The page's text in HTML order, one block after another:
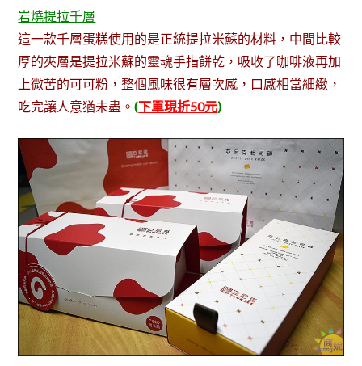
岩燒提拉千層
這一款千層蛋糕使用的是正統提拉米蘇的材料，中間比較
厚的夾層是提拉米蘇的靈魂手指餅乾，吸收了咖啡液再加
上微苦的可可粉，整個風味很有層次感，口感相當細緻，
吃完讓人意猶未盡。(下單現折50元)